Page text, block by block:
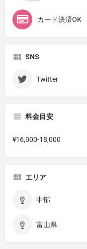
カード決済OK
SNS
Twitter
料金目安
¥16,000-18,000
エリア
中部
富山県